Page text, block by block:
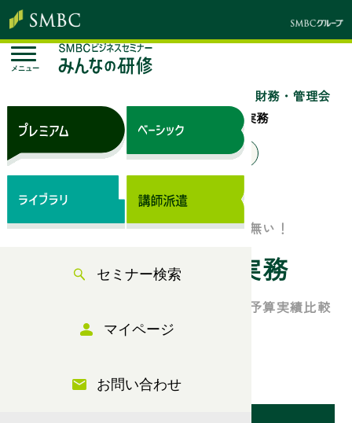
メニュー
セミナー検索
マイページ
お問い合わせ
「経理・財務・管理会
計」のセミナー一覧
予算管理の基本と実務
来場セミナー オンラインセミナー
予算管理は単なる数字の積み上げでは無い！
予算管理の基本と実務
予算の役割、作成の進め方と予測法、予算実績比較
などを具体的に解説！
経理・財務・管理会計